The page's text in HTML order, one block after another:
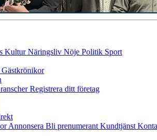
KulturNäringsliv Nöje Politik Sport
Gästkrönikor
Registrera ditt företag
Annonsera Bli prenumerant Kundtjänst